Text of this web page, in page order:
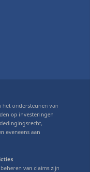
het ondersteunen van
op investeringen
eveneens aan
van claims zijn